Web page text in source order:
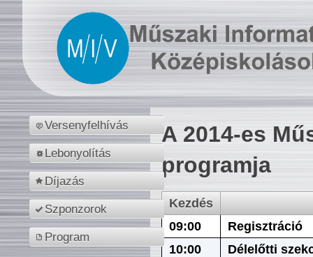
Versenyfelhívás
Lebonyolítás
Díjazás
Szponzorok
Program
A 2014-es
programja
Kezdés
09:00
Regisztráció
10:00
Délelőtti